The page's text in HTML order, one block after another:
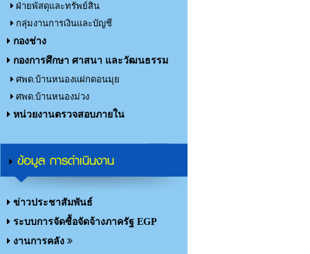
ฝ่ายพัสดุและทรัพย์สิน
กลุ่มงานการเงินและบัญชี
กองช่าง
กองการศึกษา ศาสนา และวัฒนธรรม
ศพด.บ้านหนองแฝกดอนมุย
ศพด.บ้านหนองม่วง
หน่วยงานตรวจสอบภายใน
ข้อมูล การดำเนินงาน
ข่าวประชาสัมพันธ์
ระบบการจัดซื้อจัดจ้างภาครัฐ EGP
งานการคลัง